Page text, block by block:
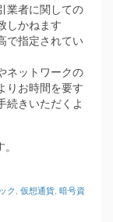
業者に関しての
しかねます
で指定されてい
ネットワークの
りお時間を要す
続きいただくよ
ク 仮想通貨 暗号資